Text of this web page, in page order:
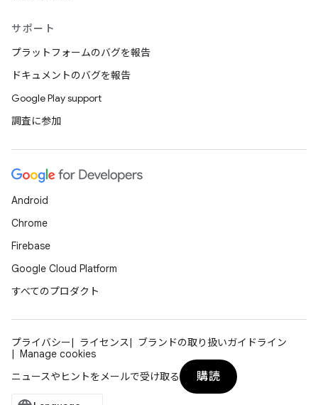
サポート
プラットフォームのバグを報告
ドキュメントのバグを報告
Google Play support
調査に参加
Android
Chrome
Firebase
Google Cloud Platform
すべてのプロダクト
プライバシー ライセンス
ブランドの取り扱いガイドライン
Manage cookies
ニュースやヒントをメールで受け取る
購読